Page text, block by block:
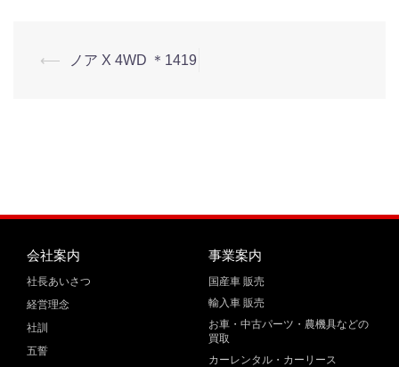
⟵ ノア X 4WD ＊1419
会社案内
社長あいさつ
経営理念
社訓
五誓
事業案内
国産車 販売
輸入車 販売
お車・中古パーツ・農機具などの
買取
カーレンタル・カーリース